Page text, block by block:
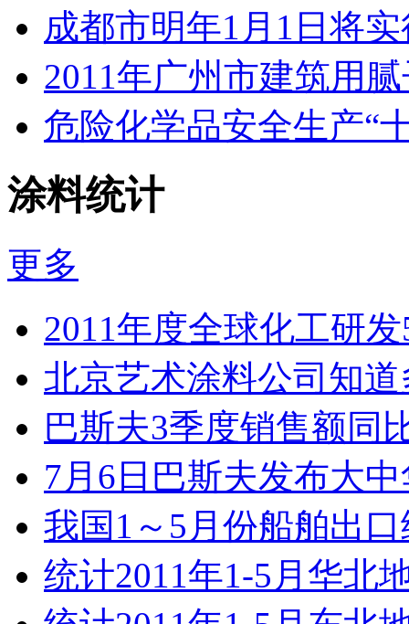
成都市明年1月1日将
2011年广州市建筑用
危险化学品安全生产“
涂料统计
更多
2011年度全球化工研
北京艺术涂料公司知
巴斯夫3季度销售额同
7月6日巴斯夫发布大
我国1～5月份船舶出
统计2011年1-5月华北